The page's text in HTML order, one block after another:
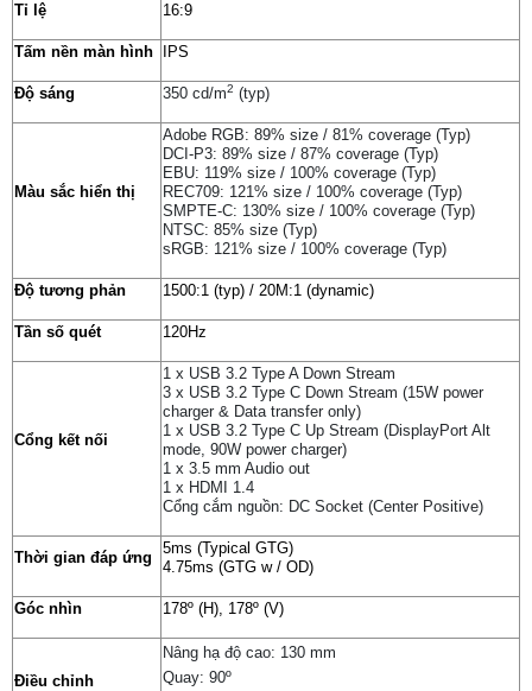
Tỉ lệ 16:9
Tấm nền màn hình IPS
Độ sáng 350 cd/m2 (typ)
Màu sắc hiển thị
Adobe RGB: 89% size / 81% coverage (Typ)
DCI-P3: 89% size / 87% coverage (Typ)
EBU: 119% size / 100% coverage (Typ)
REC709: 121% size / 100% coverage (Typ)
SMPTE-C: 130% size / 100% coverage (Typ)
NTSC: 85% size (Typ)
sRGB: 121% size / 100% coverage (Typ)
Độ tương phản 1500:1 (typ) / 20M:1 (dynamic)
Tần số quét 120Hz
Cổng kết nối
1 x USB 3.2 Type A Down Stream
3 x USB 3.2 Type C Down Stream (15W power
charger & Data transfer only)
1 x USB 3.2 Type C Up Stream (DisplayPort Alt
mode, 90W power charger)
1 x 3.5 mm Audio out
1 x HDMI 1.4
Cổng cắm nguồn: DC Socket (Center Positive)
Thời gian đáp ứng
5ms (Typical GTG)
4.75ms (GTG w / OD)
Góc nhìn 178º (H), 178º (V)
Điều chỉnh
Nâng hạ độ cao: 130 mm
Quay: 90º